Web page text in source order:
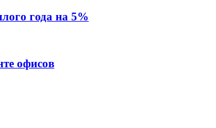
года на 5%
офисов